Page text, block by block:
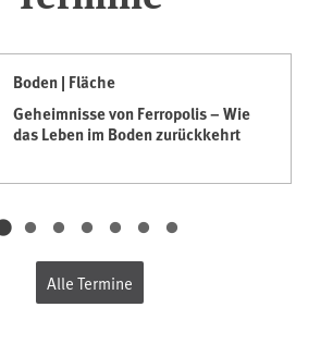
Boden | Fläche
Geheimnisse von Ferropolis – Wie
das Leben im Boden zurückkehrt
Alle Termine